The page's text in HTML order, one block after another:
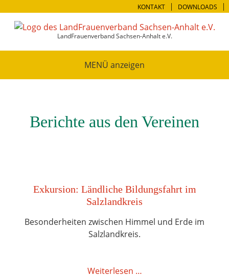
KONTAKT DOWNLOADS
LandFrauenverband Sachsen-Anhalt e.V.
MENÜ
Berichte aus den Vereinen
Exkursion: Ländliche Bildungsfahrt im
Salzlandkreis
Besonderheiten zwischen Himmel und Erde im
Salzlandkreis.
Weiterlesen …